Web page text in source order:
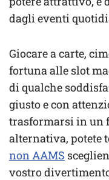
dagli eventi
Giocare a carte,
fortuna alle slot
di qualche
giusto e con
trasformarsi in un
alternativa, potete
non AAMS
vostro